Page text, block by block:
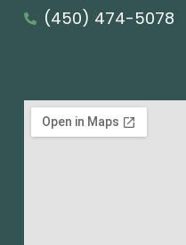
(450) 474-5078